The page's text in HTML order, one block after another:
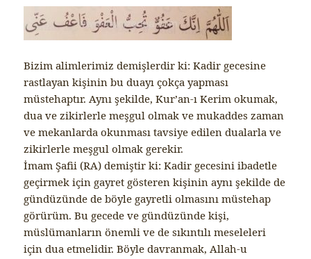
Bizim alimlerimiz demişlerdir ki: Kadir gecesine
rastlayan kişinin bu duayı çokça yapması
müstehaptır. Aynı şekilde, Kur’an-ı Kerim okumak,
dua ve zikirlerle meşgul olmak ve mukaddes zaman
ve mekanlarda okunması tavsiye edilen dualarla ve
zikirlerle meşgul olmak gerekir.
İmam Şafii (RA) demiştir ki: Kadir gecesini ibadetle
geçirmek için gayret gösteren kişinin aynı şekilde de
gündüzünde de böyle gayretli olmasını müstehap
görürüm. Bu gecede ve gündüzünde kişi,
müslümanların önemli ve de sıkıntılı meseleleri
için dua etmelidir. Böyle davranmak, Allah-u